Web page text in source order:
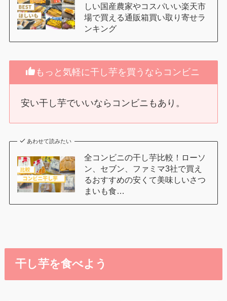
しい国産農家やコスパいい楽天市
場で買える通販箱買い取り寄せラ
ンキング
もっと気軽に干し芋を買うならコンビニ
安い干し芋でいいならコンビニもあり。
あわせて読みたい
全コンビニの干し芋比較！ローソ
ン、セブン、ファミマ3社で買え
るおすすめの安くて美味しいさつ
まいも食…
干し芋を食べよう